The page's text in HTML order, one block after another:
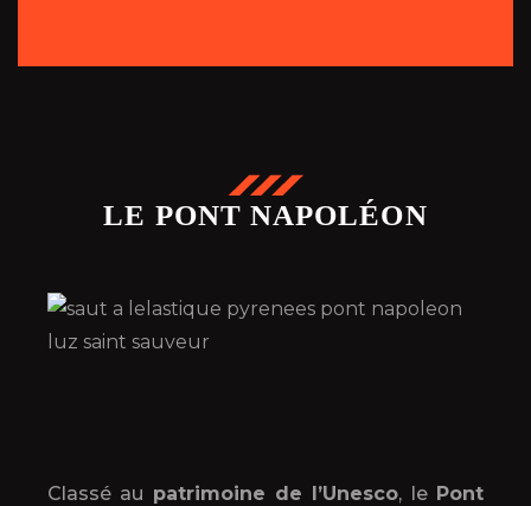
LE PONT NAPOLÉON
Classé au patrimoine de l’Unesco, le Pont